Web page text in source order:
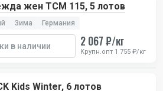
жен TCM 115, 5 лотов
Зима Германия
в наличии 2 067 ₽/кг
Крупн.опт 1 755 ₽/кг
Kids Winter, 6 лотов